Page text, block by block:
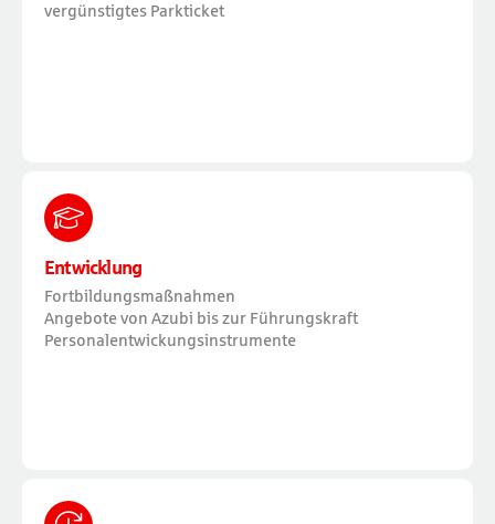
vergünstigtes Parkticket
Entwicklung
Fortbildungsmaßnahmen
Angebote von Azubi bis zur Führungskraft
Personalentwickungsinstrumente